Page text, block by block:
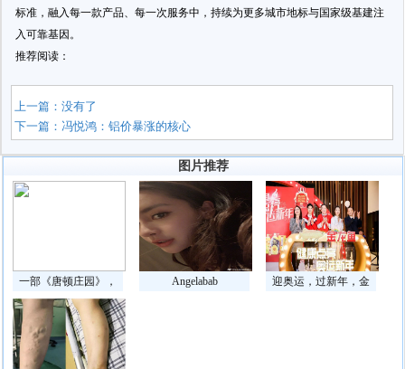
标准，融入每一款产品、每一次服务中，持续为更多城市地标与国家级基建注
入可靠基因。
推荐阅读：
上一篇：没有了
下一篇：冯悦鸿：铝价暴涨的核心
图片推荐
一部《唐顿庄园》， Angelabab 迎奥运，过新年，金